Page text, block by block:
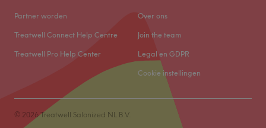
Partner worden
Treatwell Connect Help Centre
Treatwell Pro Help Center
Over ons
Join the team
Legal en GDPR
Cookie instellingen
© 2026 Treatwell Salonized NL B.V.